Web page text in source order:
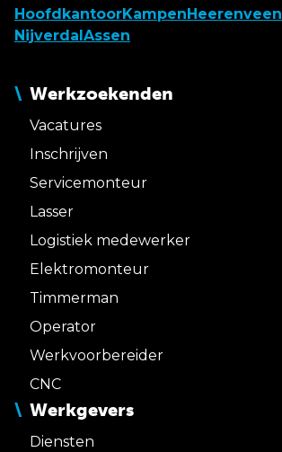
HoofdkantoorKampen Heerenveen
Nijverdal Assen
Werkzoekenden
Vacatures
Inschrijven
Servicemonteur
Lasser
Logistiek medewerker
Elektromonteur
Timmerman
Operator
Werkvoorbereider
CNC
Werkgevers
Diensten